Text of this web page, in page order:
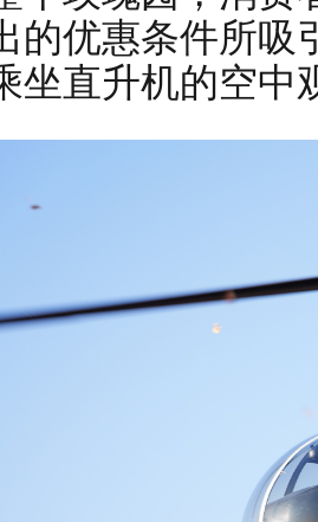
的优惠条件所吸
坐直升机的空中